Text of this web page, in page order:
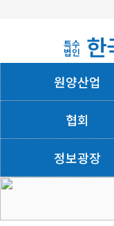
특수
법인 한
원양산업
협회
정보광장